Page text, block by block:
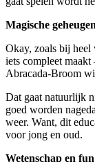
Magische
Okay, zoals bij heel
iets compleet
Abracada-Broom
Dat gaat natuurlijk
goed worden
weer. Want, dit
voor jong en oud.
Wetenschap en fun